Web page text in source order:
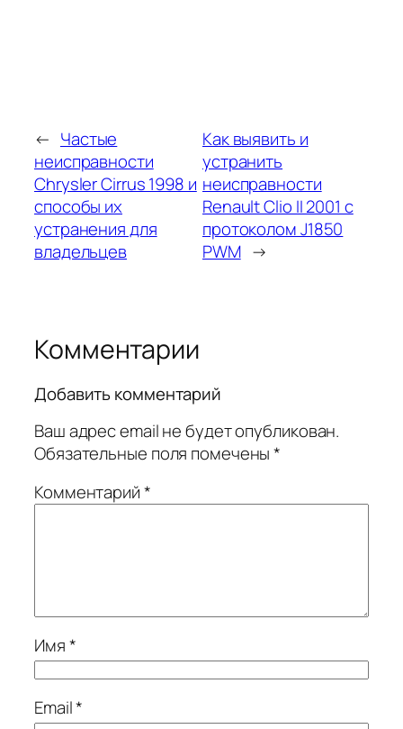
← Частые
неисправности
Chrysler Cirrus 1998 и
способы их
устранения для
владельцев
Как выявить и
устранить
неисправности
Renault Clio II 2001 с
протоколом J1850
PWM →
Комментарии
Добавить комментарий
Ваш адрес email не будет опубликован.
Обязательные поля помечены*
Комментарий*
Имя*
Email*